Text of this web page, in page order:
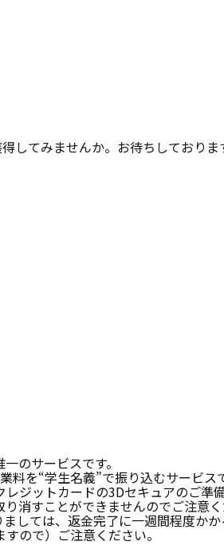
してみませんか。お待ちしておりま
のサービスです。
を“学生名義”で振り込むサービス
ジットカードの3Dセキュアのご準
消すことができませんのでご注意
しては、返金完了に一週間程度か
ので）ご注意ください。